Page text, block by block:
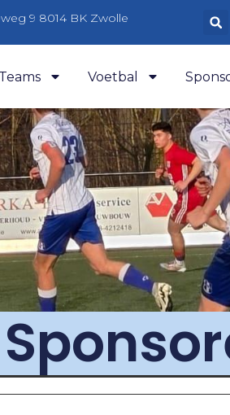
9 8014 BK Zwolle
Teams Voetbal